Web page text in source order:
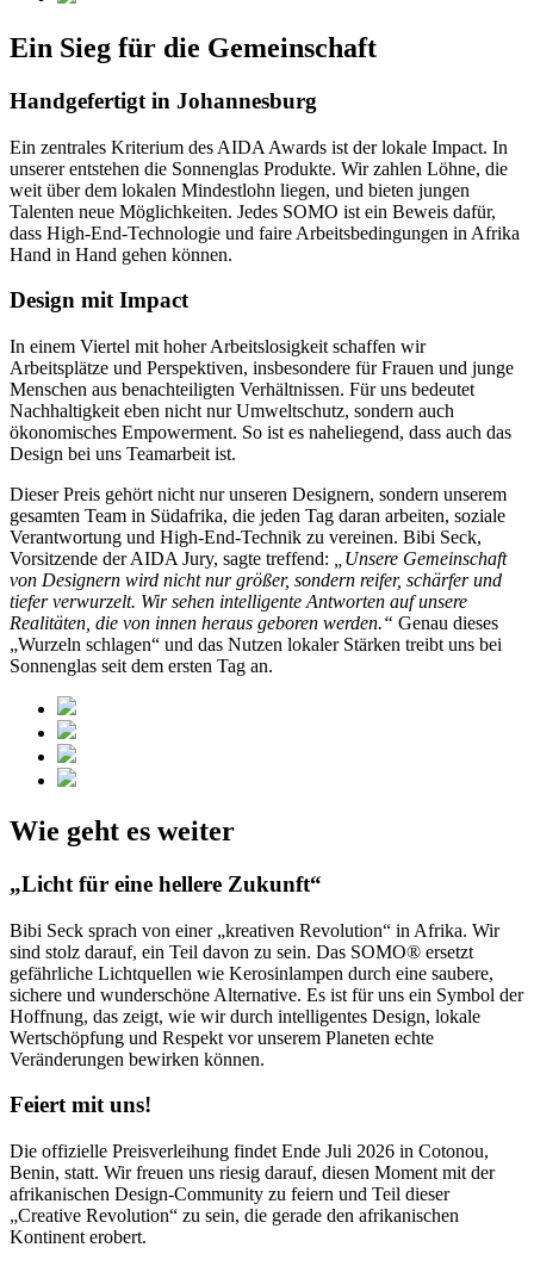
Ein Sieg für die Gemeinschaft
Handgefertigt in Johannesburg
Ein zentrales Kriterium des AIDA Awards ist der lokale Impact. In
unsererentstehen die Sonnenglas Produkte. Wir zahlen Löhne, die
weit über dem lokalen Mindestlohn liegen, und bieten jungen
Talenten neue Möglichkeiten. Jedes SOMO ist ein Beweis dafür,
dass High-End-Technologie und faire Arbeitsbedingungen in Afrika
Hand in Hand gehen können.
Design mit Impact
In einem Viertel mit hoher Arbeitslosigkeit schaffen wir
Arbeitsplätze und Perspektiven, insbesondere für Frauen und junge
Menschen aus benachteiligten Verhältnissen. Für uns bedeutet
Nachhaltigkeit eben nicht nur Umweltschutz, sondern auch
ökonomisches Empowerment. So ist es naheliegend, dass auch das
Design bei uns Teamarbeit ist.
Dieser Preis gehört nicht nur unseren Designern, sondern unserem
gesamten Team in Südafrika, die jeden Tag daran arbeiten, soziale
Verantwortung und High-End-Technik zu vereinen. Bibi Seck,
Vorsitzende der AIDA Jury, sagte treffend: „Unsere Gemeinschaft
von Designern wird nicht nur größer, sondern reifer, schärfer und
tiefer verwurzelt. Wir sehen intelligente Antworten auf unsere
Realitäten, die von innen heraus geboren werden.“ Genau dieses
„Wurzeln schlagen“ und das Nutzen lokaler Stärken treibt uns bei
Sonnenglas seit dem ersten Tag an.
Wie geht es weiter
„Licht für eine hellere Zukunft“
Bibi Seck sprach von einer „kreativen Revolution“ in Afrika. Wir
sind stolz darauf, ein Teil davon zu sein. Das SOMO® ersetzt
gefährliche Lichtquellen wie Kerosinlampen durch eine saubere,
sichere und wunderschöne Alternative. Es ist für uns ein Symbol der
Hoffnung, das zeigt, wie wir durch intelligentes Design, lokale
Wertschöpfung und Respekt vor unserem Planeten echte
Veränderungen bewirken können.
Feiert mit uns!
Die offizielle Preisverleihung findet Ende Juli 2026 in Cotonou,
Benin, statt. Wir freuen uns riesig darauf, diesen Moment mit der
afrikanischen Design-Community zu feiern und Teil dieser
„Creative Revolution“ zu sein, die gerade den afrikanischen
Kontinent erobert.